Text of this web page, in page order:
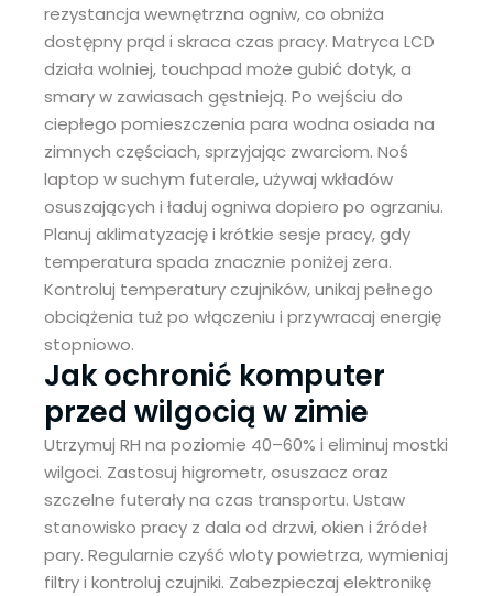
rezystancja wewnętrzna ogniw, co obniża
dostępny prąd i skraca czas pracy. Matryca LCD
działa wolniej, touchpad może gubić dotyk, a
smary w zawiasach gęstnieją. Po wejściu do
ciepłego pomieszczenia para wodna osiada na
zimnych częściach, sprzyjając zwarciom. Noś
laptop w suchym futerale, używaj wkładów
osuszających i ładuj ogniwa dopiero po ogrzaniu.
Planuj aklimatyzację i krótkie sesje pracy, gdy
temperatura spada znacznie poniżej zera.
Kontroluj temperatury czujników, unikaj pełnego
obciążenia tuż po włączeniu i przywracaj energię
stopniowo.
Jak ochronić komputer
przed wilgocią w zimie
Utrzymuj RH na poziomie 40–60% i eliminuj mostki
wilgoci. Zastosuj higrometr, osuszacz oraz
szczelne futerały na czas transportu. Ustaw
stanowisko pracy z dala od drzwi, okien i źródeł
pary. Regularnie czyść wloty powietrza, wymieniaj
filtry i kontroluj czujniki. Zabezpieczaj elektronikę